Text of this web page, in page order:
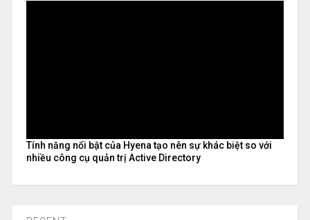
Tính năng nổi bật của Hyena tạo nên sự khác biệt so với
nhiều công cụ quản trị Active Directory